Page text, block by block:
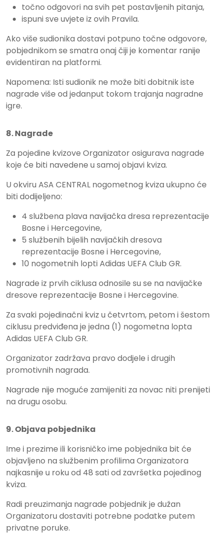
točno odgovori na svih pet postavljenih pitanja,
ispuni sve uvjete iz ovih Pravila.
Ako više sudionika dostavi potpuno točne odgovore,
pobjednikom se smatra onaj čiji je komentar ranije
evidentiran na platformi.
Napomena: Isti sudionik ne može biti dobitnik iste
nagrade više od jedanput tokom trajanja nagradne
igre.
8. Nagrade
Za pojedine kvizove Organizator osigurava nagrade
koje će biti navedene u samoj objavi kviza.
U okviru ASA CENTRAL nogometnog kviza ukupno će
biti dodijeljeno:
4 službena plava navijačka dresa reprezentacije
Bosne i Hercegovine,
5 službenih bijelih navijačkih dresova
reprezentacije Bosne i Hercegovine,
10 nogometnih lopti Adidas UEFA Club GR.
Nagrade iz prvih ciklusa odnosile su se na navijačke
dresove reprezentacije Bosne i Hercegovine.
Za svaki pojedinačni kviz u četvrtom, petom i šestom
ciklusu predviđena je jedna (1) nogometna lopta
Adidas UEFA Club GR.
Organizator zadržava pravo dodjele i drugih
promotivnih nagrada.
Nagrade nije moguće zamijeniti za novac niti prenijeti
na drugu osobu.
9. Objava pobjednika
Ime i prezime ili korisničko ime pobjednika bit će
objavljeno na službenim profilima Organizatora
najkasnije u roku od 48 sati od završetka pojedinog
kviza.
Radi preuzimanja nagrade pobjednik je dužan
Organizatoru dostaviti potrebne podatke putem
privatne poruke.